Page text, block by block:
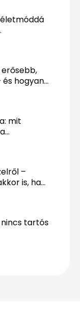
nélkül
hogyan
rajta
mit
döntesz?
–
is, ha
tartós
tudnod